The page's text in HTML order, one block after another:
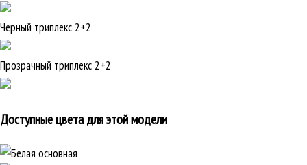
Черный триплекс 2+2
Прозрачный триплекс 2+2
Доступные цвета для этой модели